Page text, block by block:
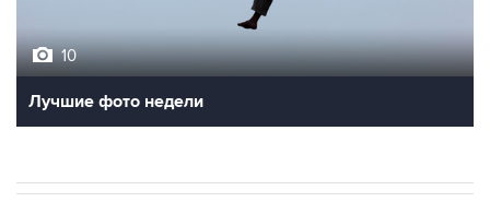
10
Лучшие фото недели